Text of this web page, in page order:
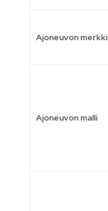
Ajoneuvon merkki
Ajoneuvon malli